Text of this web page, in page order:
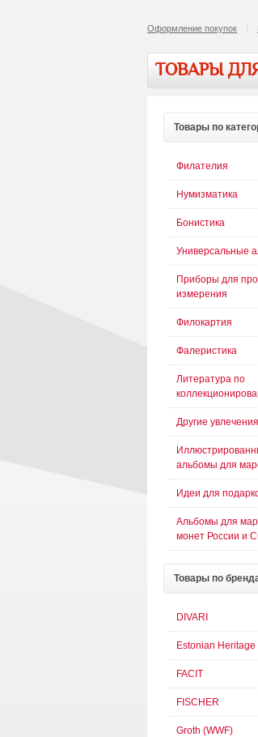
Оформление покупок
ТОВАРЫ
Товары по
Филателия
Нумизматика
Бонистика
Универсальные
Приборы для
измерения
Филокартия
Фалеристика
Литература по
Другие увлечения
альбомы для
Идеи для
Альбомы для
монет России и
Товары по
DIVARI
Estonian Heritage
FACIT
FISCHER
Groth (WWF)